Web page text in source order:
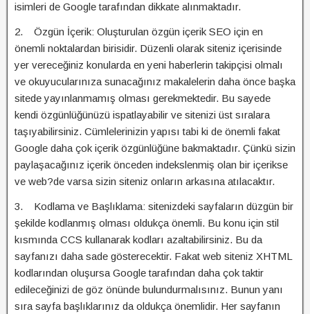
isimleri de Google tarafından dikkate alınmaktadır.
2. Özgün İçerik: Oluşturulan özgün içerik SEO için en
önemli noktalardan birisidir. Düzenli olarak siteniz içerisinde
yer vereceğiniz konularda en yeni haberlerin takipçisi olmalı
ve okuyucularınıza sunacağınız makalelerin daha önce başka
sitede yayınlanmamış olması gerekmektedir. Bu sayede
kendi özgünlüğünüzü ispatlayabilir ve sitenizi üst sıralara
taşıyabilirsiniz. Cümlelerinizin yapısı tabi ki de önemli fakat
Google daha çok içerik özgünlüğüne bakmaktadır. Çünkü sizin
paylaşacağınız içerik önceden indekslenmiş olan bir içerikse
ve web?de varsa sizin siteniz onların arkasına atılacaktır.
3. Kodlama ve Başlıklama: sitenizdeki sayfaların düzgün bir
şekilde kodlanmış olması oldukça önemli. Bu konu için stil
kısmında CCS kullanarak kodları azaltabilirsiniz. Bu da
sayfanızı daha sade gösterecektir. Fakat web siteniz XHTML
kodlarından oluşursa Google tarafından daha çok taktir
edileceğinizi de göz önünde bulundurmalısınız. Bunun yanı
sıra sayfa başlıklarınız da oldukça önemlidir. Her sayfanın